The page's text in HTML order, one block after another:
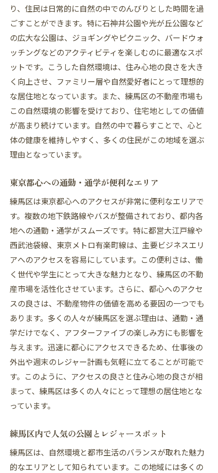
り、住民は日常的に自然の中でのんびりとした時間を過
ごすことができます。特に石神井公園や光が丘公園など
の広大な公園は、ジョギングやピクニック、バードウォ
ッチングなどのアクティビティを楽しむのに最適なスポ
ットです。こうした自然環境は、住み心地の良さを大き
く向上させ、ファミリー層や自然愛好者にとって理想的
な居住地となっています。また、練馬区の不動産市場も
この自然環境の影響を受けており、住宅地としての価値
が高まり続けています。自然の中で暮らすことで、心と
体の健康を維持しやすく、多くの住民がこの地域を選ぶ
理由となっています。
東京都心への通勤・通学が便利なエリア
練馬区は東京都心へのアクセスが非常に便利なエリアで
す。複数の地下鉄路線やバスが整備されており、都内各
地への通勤・通学がスムーズです。特に都営大江戸線や
西武池袋線、東京メトロ有楽町線は、主要ビジネスエリ
アへのアクセスを容易にしています。この便利さは、働
く世代や学生にとって大きな魅力となり、練馬区の不動
産市場を活性化させています。さらに、都心へのアクセ
スの良さは、不動産物件の価値を高める要因の一つでも
あります。多くの人々が練馬区を選ぶ理由は、通勤・通
学だけでなく、アフターファイブの楽しみ方にも影響を
与えます。迅速に都心にアクセスできるため、仕事後の
外出や週末のレジャー計画も気軽に立てることが可能で
す。このように、アクセスの良さと住み心地の良さが相
まって、練馬区は多くの人々にとって理想の居住地とな
っています。
練馬区内で人気の公園とレジャースポット
練馬区は、自然環境と都市生活のバランスが取れた魅力
的なエリアとして知られています。この地域には多くの